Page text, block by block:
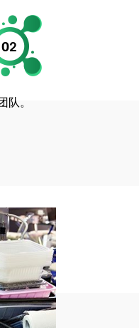
02
。